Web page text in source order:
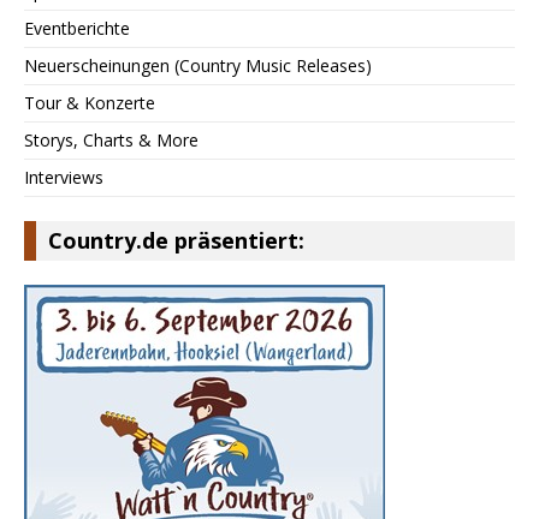
Eventberichte
Neuerscheinungen (Country Music Releases)
Tour & Konzerte
Storys, Charts & More
Interviews
Country.de präsentiert: